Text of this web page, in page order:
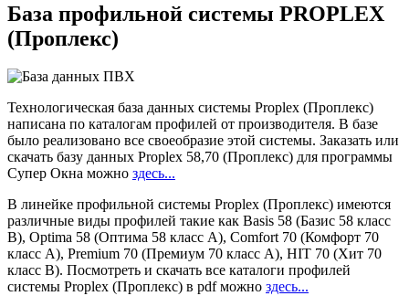
База профильной системы PROPLEX
(Проплекс)
Технологическая база данных системы Proplex (Проплекс)
написана по каталогам профилей от производителя. В базе
было реализовано все своеобразие этой системы. Заказать или
скачать базу данных Proplex 58,70 (Проплекс) для программы
Супер Окна можно здесь...
В линейке профильной системы Proplex (Проплекс) имеются
различные виды профилей такие как Basis 58 (Базис 58 класс
В), Optima 58 (Оптима 58 класс А), Comfort 70 (Комфорт 70
класс А), Premium 70 (Премиум 70 класс А), HIT 70 (Хит 70
класс В). Посмотреть и скачать все каталоги профилей
системы Proplex (Проплекс) в pdf можно здесь...